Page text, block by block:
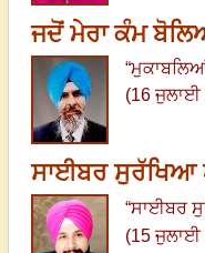
ਜਦੋਂ ਮੇਰਾ ਕੰਮ
“
(16 ਜੁਲਾਈ
ਸਾਈਬਰ ਸੁਰੱਖਿਆ
“ਸਾਈਬਰ
(15 ਜੁਲਾਈ